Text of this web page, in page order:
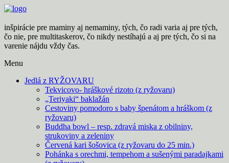
Skip
content
inšpirácie pre maminy aj nemaminy, tých, čo radi varia aj pre tých,
čo nie, pre multitaskerov, čo nikdy nestíhajú a aj pre tých, čo si na
varenie nájdu vždy čas.
Menu
Jedlá z RYŽOVARU
Tekvicovo- hráškové rizoto (z ryžovaru)
„Teriyaki“ baklažán
Cestoviny pomodoro s baby špenátom a hráškom (z
ryžovaru)
Buddha bowl – resp. zdravá miska z obilniny,
strukoviny a zeleniny
Červená kari šošovica (z ryžovaru do 25 min.)
Pohánka s orechmi, tempehom a sušenými paradajkami